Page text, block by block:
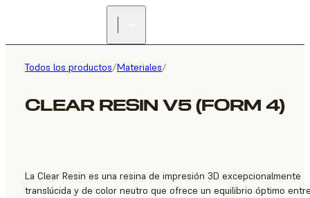
Todos los productos/Materiales/
CLEAR RESIN V5 (FORM 4)
La Clear Resin es una resina de impresión 3D excepcionalmente
translúcida y de color neutro que ofrece un equilibrio óptimo